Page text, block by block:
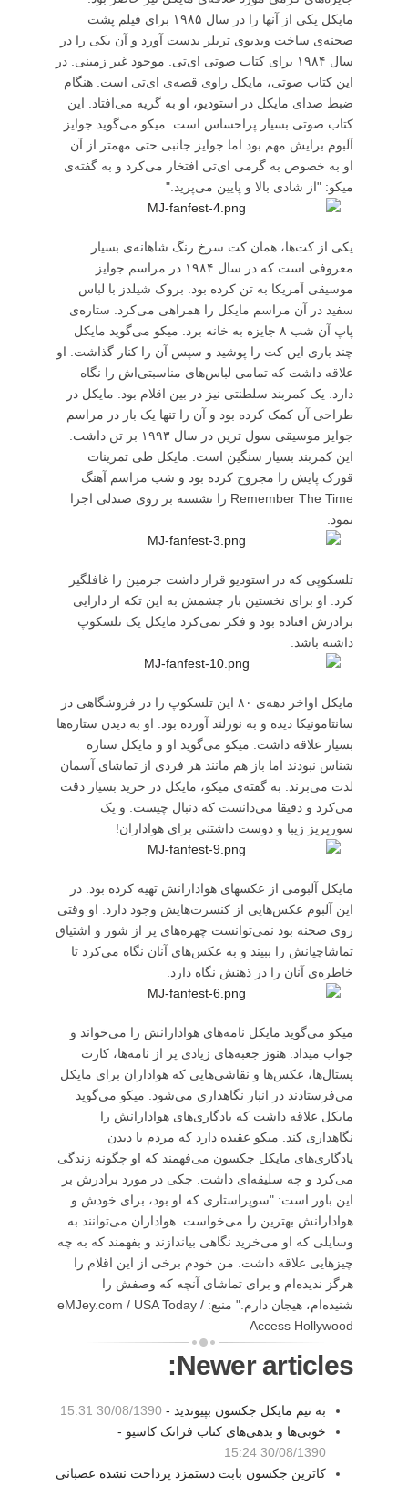
مایکل یکی از آنها را در سال ۱۹۸۵ برای فیلم پشت
صحنه‌ی ساخت ویدیوی تریلر بدست آورد و آن یکی را در
سال ۱۹۸۴ برای کتاب صوتی ای‌تی. موجود غیر زمینی. در
این کتاب صوتی، مایکل راوی قصه‌ی ای‌تی است. هنگام
ضبط صدای مایکل در استودیو، او به گریه می‌افتاد. این
کتاب صوتی بسیار پراحساس است. میکو می‌گوید جوایز
آلبوم برایش مهم بود اما جوایز جانبی حتی مهمتر از آن.
او به خصوص به گرمی ای‌تی افتخار می‌کرد و به گفته‌ی
میکو: "از شادی بالا و پایین می‌پرید."
یکی از کت‌ها، همان کت سرخ رنگ شاهانه‌ی بسیار
معروفی است که در سال ۱۹۸۴ در مراسم جوایز
موسیقی آمریکا به تن کرده بود. بروک شیلدز با لباس
سفید در آن مراسم مایکل را همراهی می‌کرد. ستاره‌ی
پاپ آن شب ۸ جایزه به خانه برد. میکو می‌گوید مایکل
چند باری این کت را پوشید و سپس آن را کنار گذاشت. او
علاقه داشت که تمامی لباس‌های مناسبتی‌اش را نگاه
دارد. یک کمربند سلطنتی نیز در بین اقلام بود. مایکل در
طراحی آن کمک کرده بود و آن را تنها یک بار در مراسم
جوایز موسیقی سول ترین در سال ۱۹۹۳ بر تن داشت.
این کمربند بسیار سنگین است. مایکل طی تمرینات
قوزک پایش را مجروح کرده بود و شب مراسم آهنگ
Remember The Time را نشسته بر روی صندلی اجرا
نمود.
تلسکوپی که در استودیو قرار داشت جرمین را غافلگیر
کرد. او برای نخستین بار چشمش به این تکه از دارایی
برادرش افتاده بود و فکر نمی‌کرد مایکل یک تلسکوپ
داشته باشد.
مایکل اواخر دهه‌ی ۸۰ این تلسکوپ را در فروشگاهی در
سانتامونیکا دیده و به نورلند آورده بود. او به دیدن ستاره‌ها
بسیار علاقه داشت. میکو می‌گوید او و مایکل ستاره
شناس نبودند اما باز هم مانند هر فردی از تماشای آسمان
لذت می‌برند. به گفته‌ی میکو، مایکل در خرید بسیار دقت
می‌کرد و دقیقا می‌دانست که دنبال چیست. و یک
سورپریز زیبا و دوست داشتنی برای هواداران!
مایکل آلبومی از عکسهای هوادارانش تهیه کرده بود. در
این آلبوم عکس‌هایی از کنسرت‌هایش وجود دارد. او وقتی
روی صحنه بود نمی‌توانست چهره‌های پر از شور و اشتیاق
تماشاچیانش را ببیند و به عکس‌های آنان نگاه می‌کرد تا
خاطره‌ی آنان را در ذهنش نگاه دارد.
میکو می‌گوید مایکل نامه‌های هوادارانش را می‌خواند و
جواب میداد. هنوز جعبه‌های زیادی پر از نامه‌ها، کارت
پستال‌ها، عکس‌ها و نقاشی‌هایی که هواداران برای مایکل
می‌فرستادند در انبار نگاهداری می‌شود. میکو می‌گوید
مایکل علاقه داشت که یادگاری‌های هوادارانش را
نگاهداری کند. میکو عقیده دارد که مردم با دیدن
یادگاری‌های مایکل جکسون می‌فهمند که او چگونه زندگی
می‌کرد و چه سلیقه‌ای داشت. جکی در مورد برادرش بر
این باور است: "سوپراستاری که او بود، برای خودش و
هوادارانش بهترین را می‌خواست. هواداران می‌توانند به
وسایلی که او می‌خرید نگاهی بیاندازند و بفهمند که به چه
چیزهایی علاقه داشت. من خودم برخی از این اقلام را
هرگز ندیده‌ام و برای تماشای آنچه که وصفش را
شنیده‌ام، هیجان دارم." منبع: eMJey.com / USA Today /
Access Hollywood
Newer articles:
به تیم مایکل جکسون بپیوندید - 30/08/1390 15:31
خوبی‌ها و بدهی‌های کتاب فرانک کاسیو -
30/08/1390 15:24
کاترین جکسون بابت دستمزد پرداخت نشده‌ عصبانی